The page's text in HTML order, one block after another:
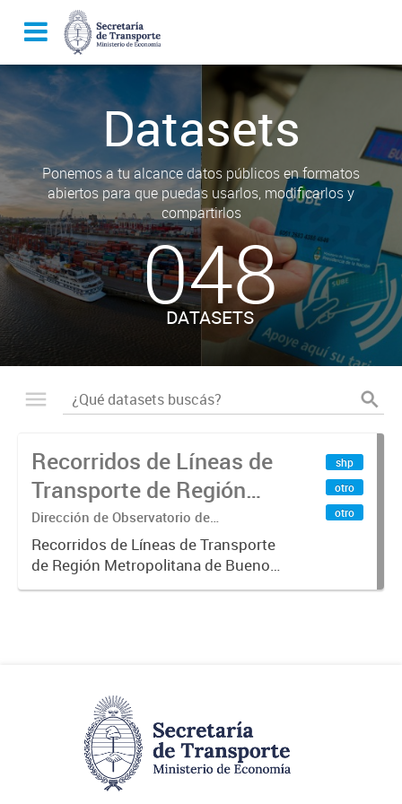
Datasets
Ponemos a tu alcance datos públicos en formatos
abiertos para que puedas usarlos, modificarlos y
compartirlos
048
DATASETS
Recorridos de Líneas de
Transporte de Región
Metropolitana de
Buenos Aires (RMBA)
Dirección de Observatorio de
Transporte, Estudio y Sistemas
Recorridos de Líneas de Transporte
de Región Metropolitana de Buenos
Aires (RMBA).-
shp
otro
otro